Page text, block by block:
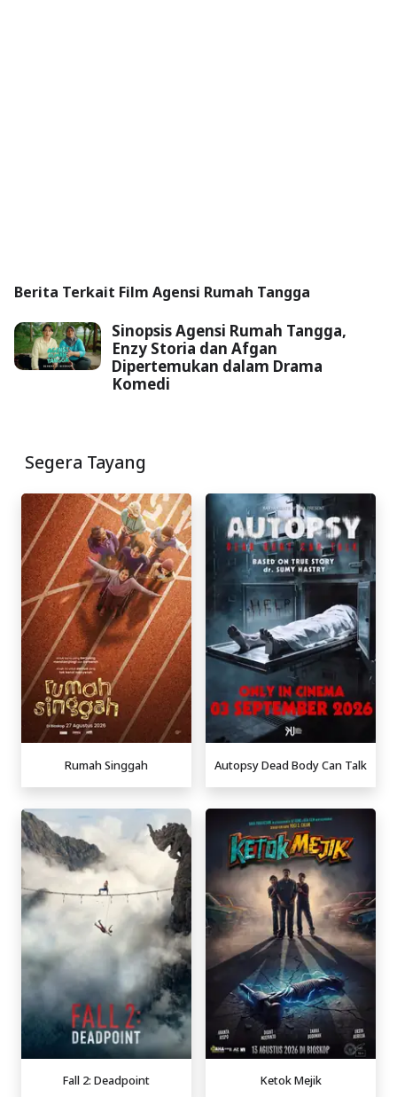
Berita Terkait Film Agensi Rumah Tangga
Sinopsis Agensi Rumah Tangga,
Enzy Storia dan Afgan
Dipertemukan dalam Drama
Komedi
Segera Tayang
Rumah Singgah Autopsy Dead Body Can Talk
Fall 2: Deadpoint Ketok Mejik